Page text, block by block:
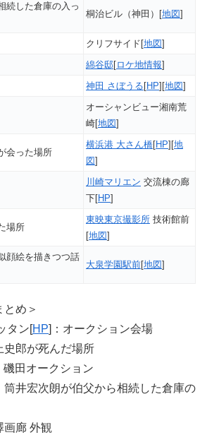
続した倉庫の入っ
桐治ビル（神田）[地図]
クリフサイド[地図]
綿谷邸[ロケ地情報]
神田 さぼうる [HP][地図]
オーシャンビュー湘南荒
崎[地図]
会った場所
横浜港 大さん橋[HP][地
図]
川崎マリエン 交流棟の廊
下[HP]
場所
東映東京撮影所 技術館前
[地図]
顔絵を描きつつ話
大泉学園駅前[地図]
とめ＞
タン[ HP ]：オークション会場
史郎が死んだ場所
磯田オークション
筒井宏次朗が伯父から相続した倉庫の
画廊 外観